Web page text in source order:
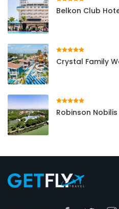
Belkon Club
Crystal Family
Robinson Nobilis